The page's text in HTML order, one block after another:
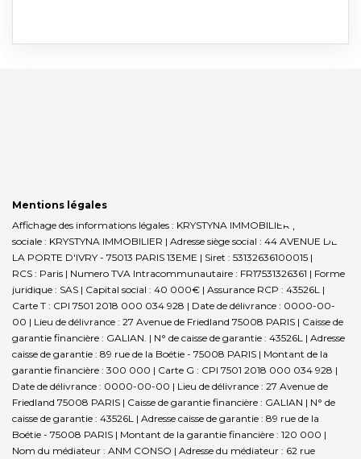
Mentions légales
Affichage des informations légales : KRYSTYNA IMMOBILIER | Raison
sociale : KRYSTYNA IMMOBILIER | Adresse siège social : 44 AVENUE DE
LA PORTE D'IVRY - 75013 PARIS 13EME | Siret : 53132636100015 |
RCS : Paris | Numero TVA Intracommunautaire : FR17531326361 | Forme
juridique : SAS | Capital social : 40 000€ | Assurance RCP : 43526L |
Carte T : CPI 7501 2018 000 034 928 | Date de délivrance : 0000-00-
00 | Lieu de délivrance : 27 Avenue de Friedland 75008 PARIS | Caisse de
garantie financière : GALIAN. | N° de caisse de garantie : 43526L | Adresse
caisse de garantie : 89 rue de la Boétie - 75008 PARIS | Montant de la
garantie financière : 300 000 | Carte G : CPI 7501 2018 000 034 928 |
Date de délivrance : 0000-00-00 | Lieu de délivrance : 27 Avenue de
Friedland 75008 PARIS | Caisse de garantie financière : GALIAN | N° de
caisse de garantie : 43526L | Adresse caisse de garantie : 89 rue de la
Boétie - 75008 PARIS | Montant de la garantie financière : 120 000 |
Nom du médiateur : ANM CONSO | Adresse du médiateur : 62 rue